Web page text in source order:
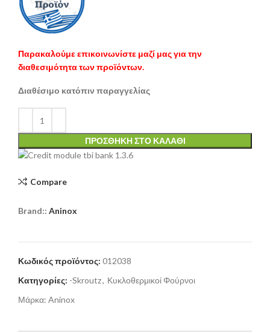
Παρακαλούμε επικοινωνίστε μαζί μας για την
διαθεσιμότητα των προϊόντων.
Διαθέσιμο κατόπιν παραγγελίας
ΠΡΟΣΘΉΚΗ ΣΤΟ ΚΑΛΆΘΙ
Compare
Brand:: Aninox
Κωδικός προϊόντος: 012038
Κατηγορίες: -Skroutz, Κυκλοθερμικοί Φούρνοι
Μάρκα: Aninox